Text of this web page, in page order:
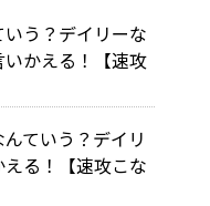
いう？デイリーな
かえる！【速攻
ていう？デイリ
る！【速攻こな